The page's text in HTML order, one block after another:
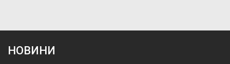
НОВИНИ